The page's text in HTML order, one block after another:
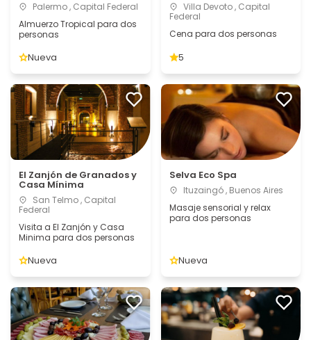
Palermo , Capital Federal
Almuerzo Tropical para dos
personas
Nueva
Villa Devoto , Capital
Federal
Cena para dos personas
5
El Zanjón de Granados y
Casa Mínima
San Telmo , Capital
Federal
Visita a El Zanjón y Casa
Minima para dos personas
Nueva
Selva Eco Spa
Ituzaingó , Buenos Aires
Masaje sensorial y relax
para dos personas
Nueva